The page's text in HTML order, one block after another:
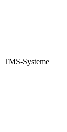
TMS-Systeme